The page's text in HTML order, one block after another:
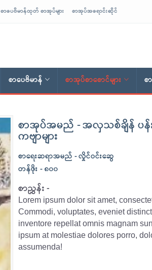
စာပေဗိမာန်ထုတ် စာအုပ်များ စာအုပ်အရောင်းဆိုင်
စာပေဗိမာန် စာအုပ်စာစောင်များ စ
စာအုပ်အမည် - အလှသစ်ချိန် ပန်
ကဗျာများ
စာရေးဆရာအမည် - လှိုင်ဝင်းဆွေ
တန်ဖိုး - ၈၀၀
စာညွှန်း -
Lorem ipsum dolor sit amet,
Commodi, voluptates, eveniet
inventore repellat omnis magnam
ipsum at molestiae dolores porro,
assumenda!